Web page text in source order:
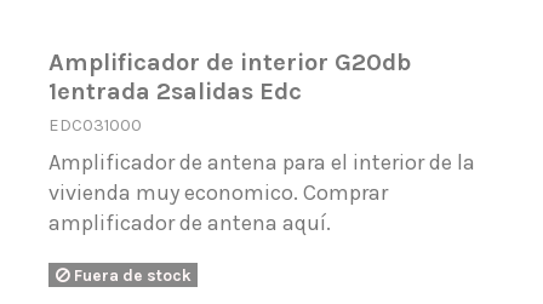
Amplificador de interior G20db
1entrada 2salidas Edc
EDC031000
Amplificador de antena para el interior de la
vivienda muy economico. Comprar
amplificador de antena aquí.
Fuera de stock